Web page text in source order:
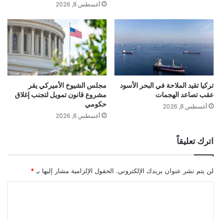
الخير والشر، وتُكرّس أحمد دهيني كصوت
روائي متفرّد يكتب بإيقاع المايسترو وجرأة
الفيلسوف”.
ة
ف
ي
ا
ع
ا
ل
م
ر
ب
ي
ن
ا
م
ع
ا
ق
ا
ب
ا
ل
أغسطس 8, 2026
تركيا تقيد الملاحة في البحر الأسود
عقب تصاعد الهجمات
أغسطس 8, 2026
مجلس الشيوخ الأميركي يقر
مشروع قانون تمويل لتجنب إغلاق
حكومي
أغسطس 8, 2026
اترك تعليقاً
لن يتم نشر عنوان بريدك الإلكتروني. الحقول الإلزامية مشار إليها بـ *